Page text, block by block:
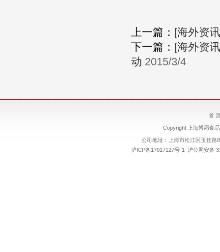
上一篇： [海外资
下一篇： [海外资
动 2015/3/4
首
Copyright 上海博愿食
公司地址：上海市松江区玉佳路
沪ICP备17017127号-1
沪公网安备